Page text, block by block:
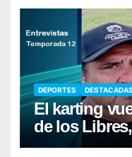
DEPORTES DESTACADAS
El karting
de los
récord de